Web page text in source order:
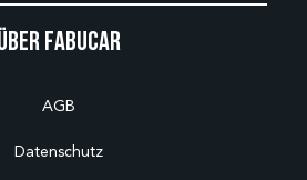
Fabucar
AGB
Datenschutz